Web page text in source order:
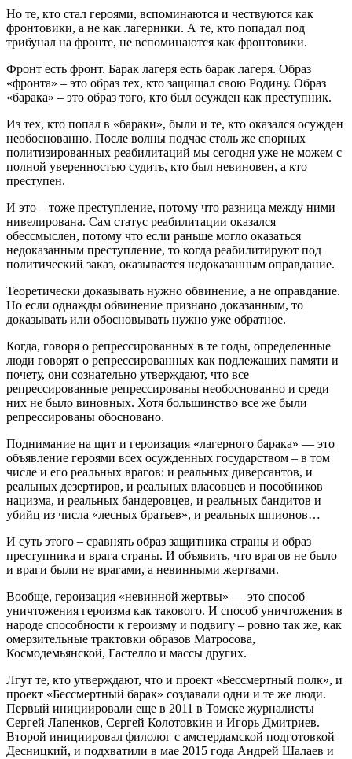
Но те, кто стал героями, вспоминаются и чествуются как
фронтовики, а не как лагерники. А те, кто попадал под
трибунал на фронте, не вспоминаются как фронтовики.
Фронт есть фронт. Барак лагеря есть барак лагеря. Образ
«фронта» – это образ тех, кто защищал свою Родину. Образ
«барака» – это образ того, кто был осужден как преступник.
Из тех, кто попал в «бараки», были и те, кто оказался осужден
необоснованно. После волны подчас столь же спорных
политизированных реабилитаций мы сегодня уже не можем с
полной уверенностью судить, кто был невиновен, а кто
преступен.
И это – тоже преступление, потому что разница между ними
нивелирована. Сам статус реабилитации оказался
обессмыслен, потому что если раньше могло оказаться
недоказанным преступление, то когда реабилитируют под
политический заказ, оказывается недоказанным оправдание.
Теоретически доказывать нужно обвинение, а не оправдание.
Но если однажды обвинение признано доказанным, то
доказывать или обосновывать нужно уже обратное.
Когда, говоря о репрессированных в те годы, определенные
люди говорят о репрессированных как подлежащих памяти и
почету, они сознательно утверждают, что все
репрессированные репрессированы необоснованно и среди
них не было виновных. Хотя большинство все же были
репрессированы обосновано.
Поднимание на щит и героизация «лагерного барака» — это
объявление героями всех осужденных государством – в том
числе и его реальных врагов: и реальных диверсантов, и
реальных дезертиров, и реальных власовцев и пособников
нацизма, и реальных бандеровцев, и реальных бандитов и
убийц из числа «лесных братьев», и реальных шпионов…
И суть этого – сравнять образ защитника страны и образ
преступника и врага страны. И объявить, что врагов не было
и враги были не врагами, а невинными жертвами.
Вообще, героизация «невинной жертвы» — это способ
уничтожения героизма как такового. И способ уничтожения в
народе способности к героизму и подвигу – ровно так же, как
омерзительные трактовки образов Матросова,
Космодемьянской, Гастелло и массы других.
Лгут те, кто утверждают, что и проект «Бессмертный полк», и
проект «Бессмертный барак» создавали одни и те же люди.
Первый инициировали еще в 2011 в Томске журналисты
Сергей Лапенков, Сергей Колотовкин и Игорь Дмитриев.
Второй инициировал филолог с амстердамской подготовкой
Десницкий, и подхватили в мае 2015 года Андрей Шалаев и